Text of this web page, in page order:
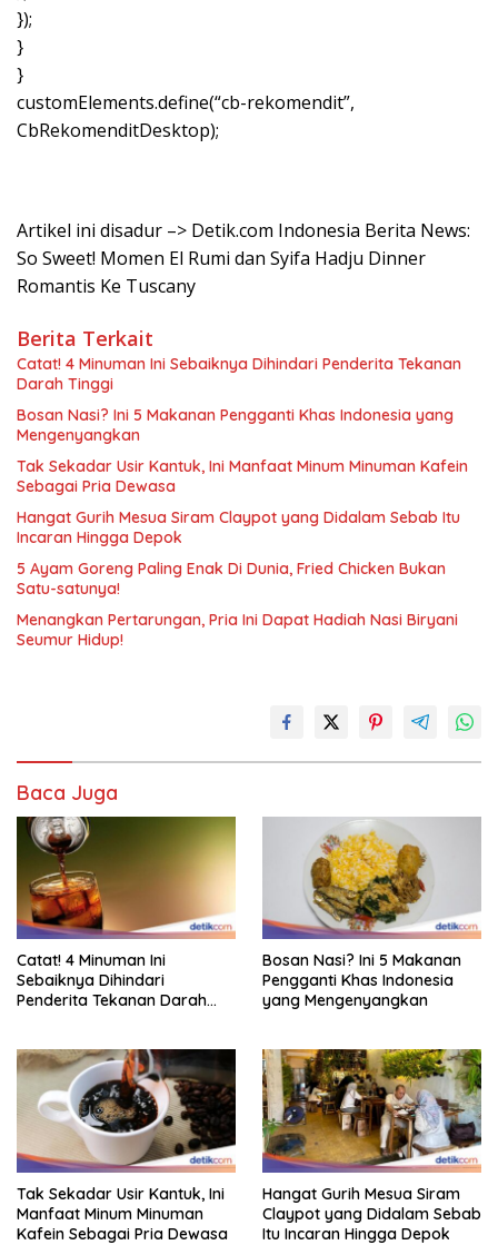
});
}
}
customElements.define(“cb-rekomendit”,
CbRekomenditDesktop);
Artikel ini disadur –> Detik.com Indonesia Berita News:
So Sweet! Momen El Rumi dan Syifa Hadju Dinner
Romantis Ke Tuscany
Berita Terkait
Catat! 4 Minuman Ini Sebaiknya Dihindari Penderita Tekanan
Darah Tinggi
Bosan Nasi? Ini 5 Makanan Pengganti Khas Indonesia yang
Mengenyangkan
Tak Sekadar Usir Kantuk, Ini Manfaat Minum Minuman Kafein
Sebagai Pria Dewasa
Hangat Gurih Mesua Siram Claypot yang Didalam Sebab Itu
Incaran Hingga Depok
5 Ayam Goreng Paling Enak Di Dunia, Fried Chicken Bukan
Satu-satunya!
Menangkan Pertarungan, Pria Ini Dapat Hadiah Nasi Biryani
Seumur Hidup!
Baca Juga
Catat! 4 Minuman Ini
Sebaiknya Dihindari
Penderita Tekanan Darah
Bosan Nasi? Ini 5 Makanan
Pengganti Khas Indonesia
yang Mengenyangkan
Tak Sekadar Usir Kantuk, Ini
Manfaat Minum Minuman
Kafein Sebagai Pria Dewasa
Hangat Gurih Mesua Siram
Claypot yang Didalam Sebab
Itu Incaran Hingga Depok